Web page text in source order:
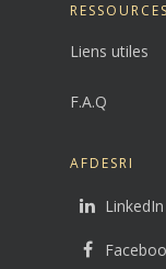
RESSOURCES
Liens utiles
F.A.Q
AFDESRI
LinkedIn